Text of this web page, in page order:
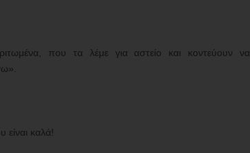
που τα λέμε για αστείο και κοντεύουν να
καλά!